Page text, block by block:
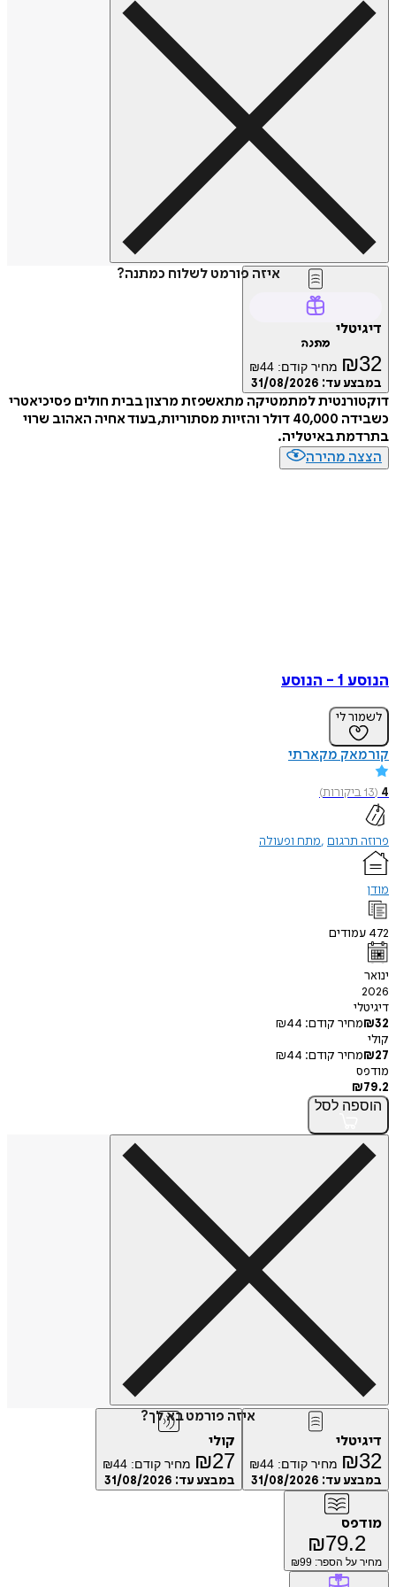
איזה פורמט לשלוח כמתנה?
₪ מחיר קודם: ₪44
עד:31/08/2026
למתמטיקה מתאשפזת מרצון בבית חולים פסיכיאטרי
כשבידה 40,000 דולר והזיות מסתוריות, בעוד אחיה האהוב שרוי
באיטליה.
מהירה
לי
מקארתי
ביקורות)
תרגום מתח ופעולה
קודם:
₪44
קודם: ₪44
לסל
איזה פורמט בא לך?
₪ מחיר קודם: ₪44
עד:31/08/2026
₪ 27 מחיר קודם: ₪44
במבצע עד:31/08/2026
₪
על הספר: ₪99